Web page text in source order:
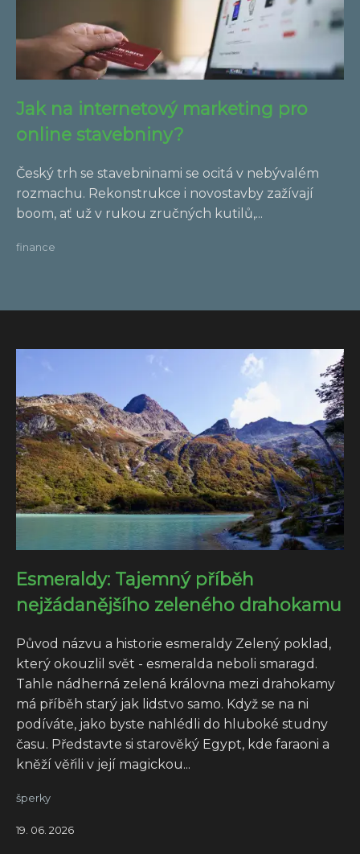
Jak na internetový marketing pro
online stavebniny?
Český trh se stavebninami se ocitá v nebývalém
rozmachu. Rekonstrukce i novostavby zažívají
boom, ať už v rukou zručných kutilů,...
finance
Esmeraldy: Tajemný příběh
nejžádanějšího zeleného drahokamu
Původ názvu a historie esmeraldy Zelený poklad,
který okouzlil svět - esmeralda neboli smaragd.
Tahle nádherná zelená královna mezi drahokamy
má příběh starý jak lidstvo samo. Když se na ni
podíváte, jako byste nahlédli do hluboké studny
času. Představte si starověký Egypt, kde faraoni a
kněží věřili v její magickou...
šperky
19. 06. 2026